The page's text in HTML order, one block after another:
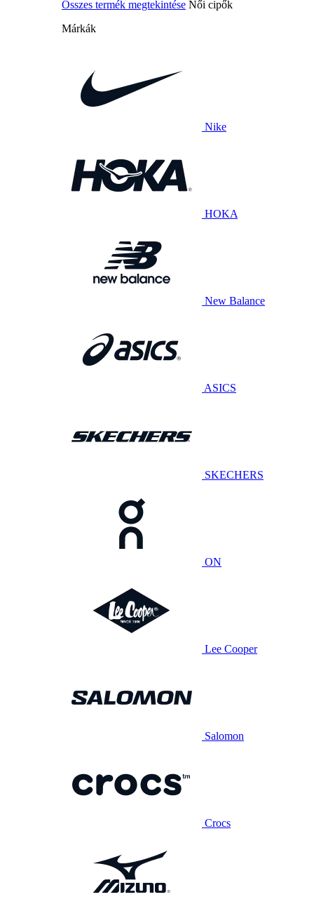
Összes termék megtekintése Női cipők
Márkák
Nike
HOKA
New Balance
ASICS
SKECHERS
ON
Lee Cooper
Salomon
Crocs